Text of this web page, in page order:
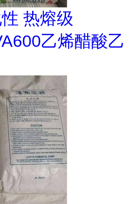
热熔级
乙烯醋酸乙